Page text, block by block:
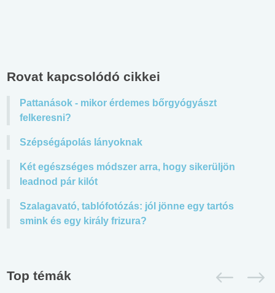
Rovat kapcsolódó cikkei
Pattanások - mikor érdemes bőrgyógyászt
felkeresni?
Szépségápolás lányoknak
Két egészséges módszer arra, hogy sikerüljön
leadnod pár kilót
Szalagavató, tablófotózás: jól jönne egy tartós
smink és egy király frizura?
Top témák